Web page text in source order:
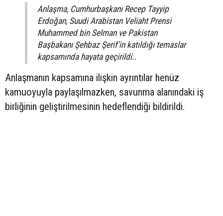
Anlaşma, Cumhurbaşkanı Recep Tayyip
Erdoğan, Suudi Arabistan Veliaht Prensi
Muhammed bin Selman ve Pakistan
Başbakanı Şehbaz Şerif'in katıldığı temaslar
kapsamında hayata geçirildi..
Anlaşmanın kapsamına ilişkin ayrıntılar henüz
kamuoyuyla paylaşılmazken, savunma alanındaki iş
birliğinin geliştirilmesinin hedeflendiği bildirildi.